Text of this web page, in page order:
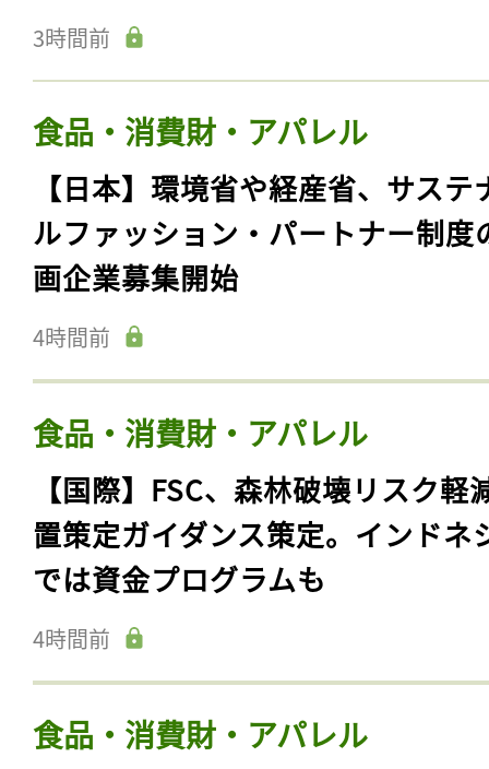
3時間前
食品・消費財・アパレル
【日本】環境省や経産省、サステ
ルファッション・パートナー制度
画企業募集開始
4時間前
食品・消費財・アパレル
【国際】FSC、森林破壊リスク軽
置策定ガイダンス策定。インドネ
では資金プログラムも
4時間前
食品・消費財・アパレル